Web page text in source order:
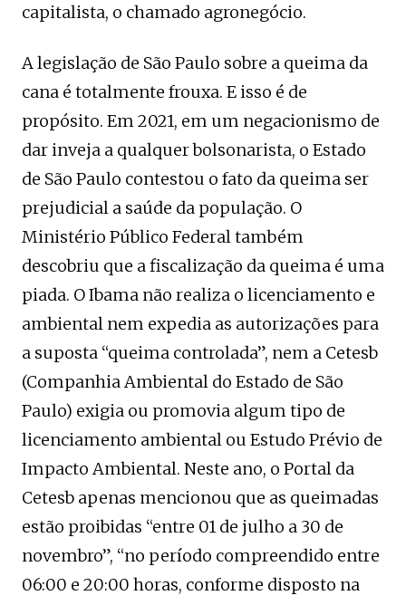
capitalista, o chamado agronegócio.
A legislação de São Paulo sobre a queima da
cana é totalmente frouxa. E isso é de
propósito. Em 2021, em um negacionismo de
dar inveja a qualquer bolsonarista, o Estado
de São Paulo contestou o fato da queima ser
prejudicial a saúde da população. O
Ministério Público Federal também
descobriu que a fiscalização da queima é uma
piada. O Ibama não realiza o licenciamento e
ambiental nem expedia as autorizações para
a suposta “queima controlada”, nem a Cetesb
(Companhia Ambiental do Estado de São
Paulo) exigia ou promovia algum tipo de
licenciamento ambiental ou Estudo Prévio de
Impacto Ambiental. Neste ano, o Portal da
Cetesb apenas mencionou que as queimadas
estão proibidas “entre 01 de julho a 30 de
novembro”, “no período compreendido entre
06:00 e 20:00 horas, conforme disposto na